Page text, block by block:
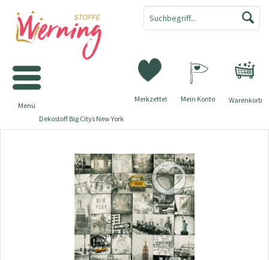
Warenkorb
Merkzettel Mein Konto
Menü
Dekostoff Big Citys New York